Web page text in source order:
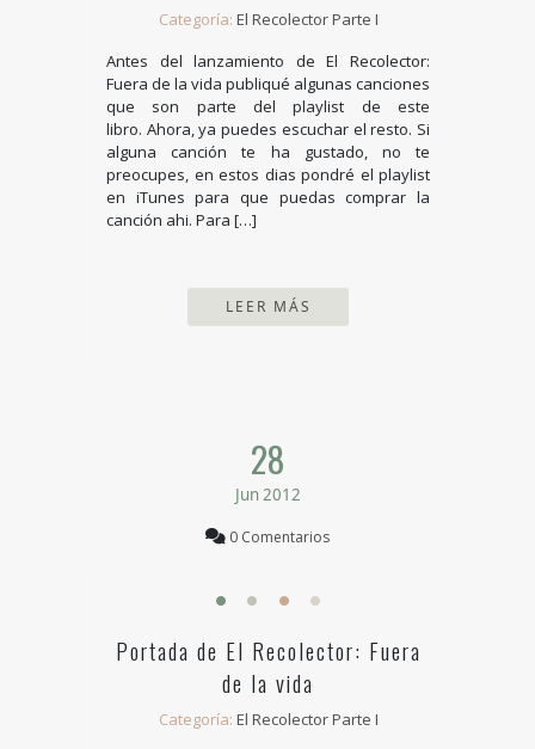
Categoría: El Recolector Parte I
Antes del lanzamiento de El Recolector:
Fuera de la vida publiqué algunas canciones
que son parte del playlist de este
libro. Ahora, ya puedes escuchar el resto. Si
alguna canción te ha gustado, no te
preocupes, en estos dias pondré el playlist
en iTunes para que puedas comprar la
canción ahi. Para […]
LEER MÁS
28
Jun 2012
0 Comentarios
Portada de El Recolector: Fuera
de la vida
Categoría: El Recolector Parte I